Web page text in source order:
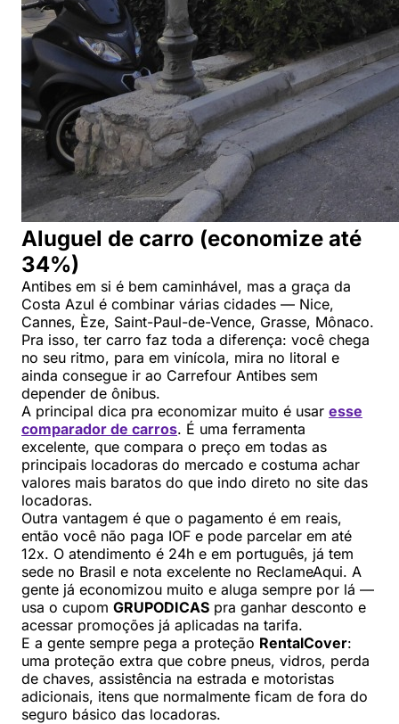
Aluguel de carro (economize até
34%)
Antibes em si é bem caminhável, mas a graça da
Costa Azul é combinar várias cidades — Nice,
Cannes, Èze, Saint-Paul-de-Vence, Grasse, Mônaco.
Pra isso, ter carro faz toda a diferença: você chega
no seu ritmo, para em vinícola, mira no litoral e
ainda consegue ir ao Carrefour Antibes sem
depender de ônibus.
A principal dica pra economizar muito é usar esse
comparador de carros. É uma ferramenta
excelente, que compara o preço em todas as
principais locadoras do mercado e costuma achar
valores mais baratos do que indo direto no site das
locadoras.
Outra vantagem é que o pagamento é em reais,
então você não paga IOF e pode parcelar em até
12x. O atendimento é 24h e em português, já tem
sede no Brasil e nota excelente no ReclameAqui. A
gente já economizou muito e aluga sempre por lá —
usa o cupom GRUPODICAS pra ganhar desconto e
acessar promoções já aplicadas na tarifa.
E a gente sempre pega a proteção RentalCover:
uma proteção extra que cobre pneus, vidros, perda
de chaves, assistência na estrada e motoristas
adicionais, itens que normalmente ficam de fora do
seguro básico das locadoras.